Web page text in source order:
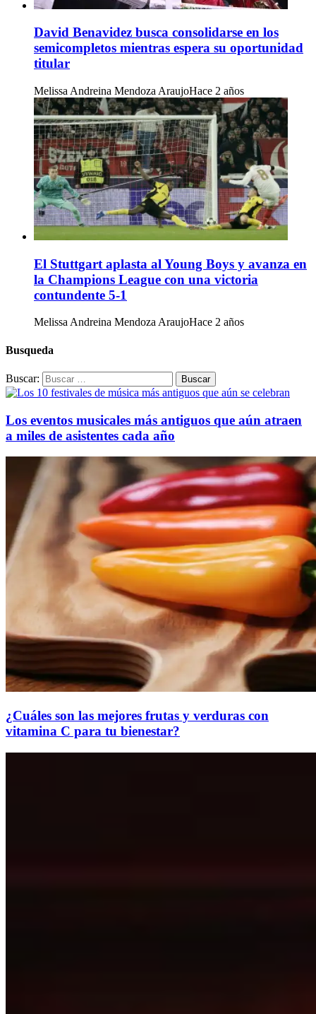
David Benavidez busca consolidarse en los
semicompletos mientras espera su oportunidad
titular
Melissa Andreina Mendoza AraujoHace 2 años
El Stuttgart aplasta al Young Boys y avanza en
la Champions League con una victoria
contundente 5-1
Melissa Andreina Mendoza AraujoHace 2 años
Busqueda
Buscar:
Los eventos musicales más antiguos que aún atraen
a miles de asistentes cada año
¿Cuáles son las mejores frutas y verduras con
vitamina C para tu bienestar?